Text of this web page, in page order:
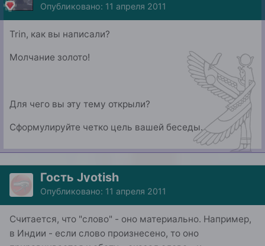
Опубликовано: 11 апреля 2011
Trin, как вы написали?
Молчание золото!
Для чего вы эту тему открыли?
Сформулируйте четко цель вашей беседы.
Гость Jyotish
Опубликовано: 11 апреля 2011
Считается, что "слово" - оно материально. Например,
в Индии - если слово произнесено, то оно